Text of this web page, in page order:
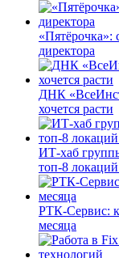
«Пятёрочка»:
директора
ДНК
хочется расти
ИТ-хаб
топ-8
РТК-Сервис:
месяца